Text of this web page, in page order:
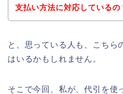
支払い方法に対応しているの
と、思っている人も、こちら
はいるかもしれません。
そこで今回、私が、代引を使